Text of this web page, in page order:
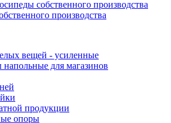
собственного производства
производства
вещей - усиленные
для магазинов
продукции
опоры